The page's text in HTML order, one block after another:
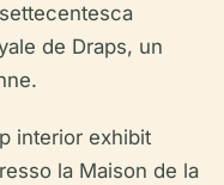
de Draps, un
la Maison de la